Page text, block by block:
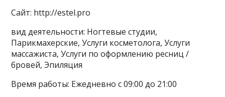
Сайт: http://estel.pro
вид деятельности: Ногтевые студии,
Парикмахерские, Услуги косметолога, Услуги
массажиста, Услуги по оформлению ресниц /
бровей, Эпиляция
Время работы: Ежедневно с 09:00 до 21:00